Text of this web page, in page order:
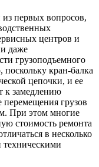
первых вопросов,
центров и
даже
грузоподъемного
кран-балка
цепочки, и ее
к замедлению
перемещения грузов
При этом многие
стоимость ремонта
в несколько
техническими